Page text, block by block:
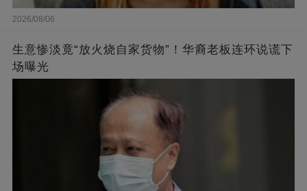
2026/08/06
生意惨淡竟“放火烧自家货物”！华裔老板连环说谎下
场曝光